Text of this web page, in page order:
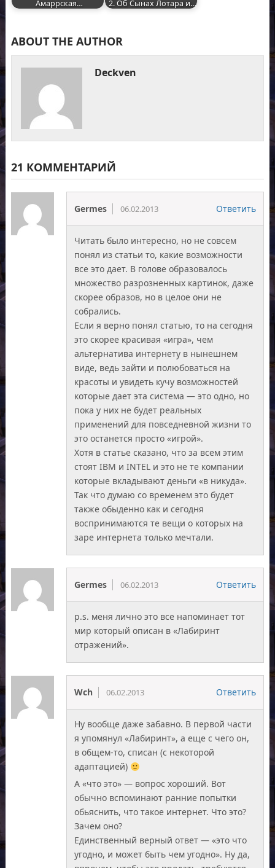
Амаррская…
2. Об Сынах Лотара и…
ABOUT THE AUTHOR
Deckven
21 КОММЕНТАРИЙ
Germes 06.02.2013 Ответить
Читать было интересно, но не совсем
понял из статьи то, какие возможности
все это дает. В голове образовалось
множество разрозненных картинок, даже
скорее образов, но в целое они не
собрались.
Если я верно понял статью, то на сегодня
это скорее красивая «игра», чем
альтернатива интернету в нынешнем
виде, ведь зайти и полюбоваться на
красоты и увидеть кучу возможностей
которые дает эта система — это одно, но
пока у них не будет реальных
применений для повседневной жизни то
это останется просто «игрой».
Хотя в статье сказано, что за всем этим
стоят IBM и INTEL и это не те компании
которые вкладывают деньги «в никуда».
Так что думаю со временем это будет
также обыденно как и сегодня
воспринимаются те вещи о которых на
заре интернета только мечтали.
Germes 06.02.2013 Ответить
p.s. меня лично это все напоминает тот
мир который описан в «Лабиринт
отражений».
Wch 06.02.2013 Ответить
Ну вообще даже забавно. В первой части
я упомянул «Лабиринт», а еще с чего он,
в общем-то, списан (с некоторой
адаптацией)
А «что это» — вопрос хороший. Вот
обычно вспоминают ранние попытки
обьяснить, что такое интернет. Что это?
Зачем оно?
Единственный верный ответ — «это что
угодно, и может быть чем угодно». Ну да,